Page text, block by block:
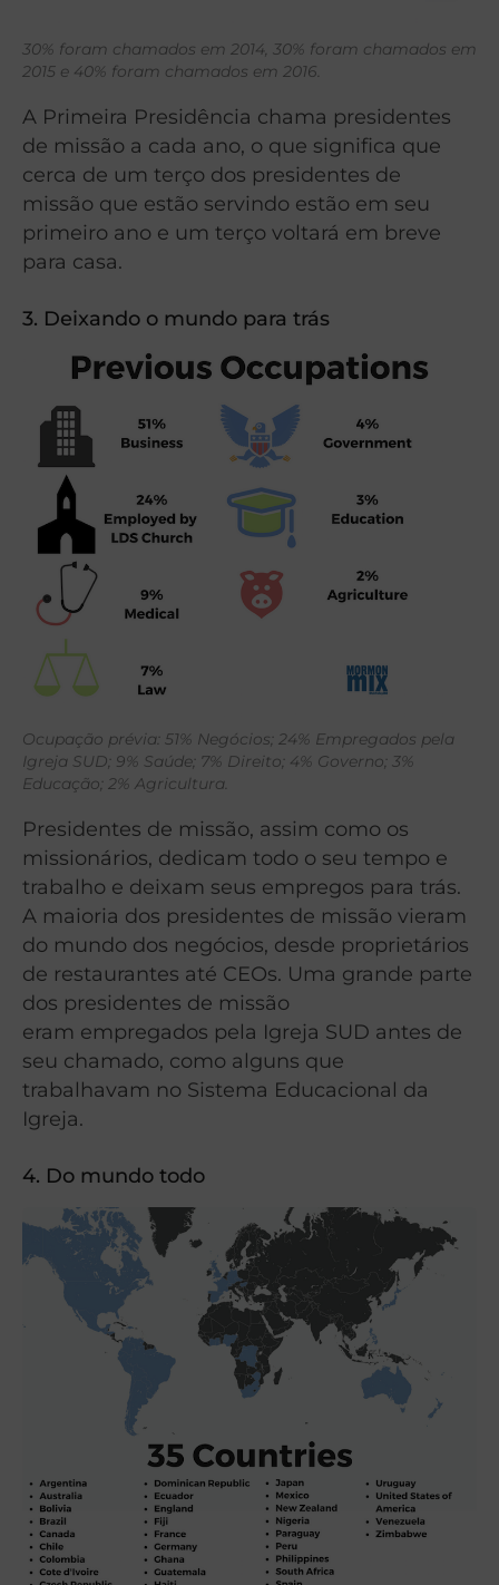
30% foram chamados em 2014, 30% foram chamados em
2015 e 40% foram chamados em 2016.
A Primeira Presidência chama presidentes
de missão a cada ano, o que significa que
cerca de um terço dos presidentes de
missão que estão servindo estão em seu
primeiro ano e um terço voltará em breve
para casa.
3. Deixando o mundo para trás
Ocupação prévia: 51% Negócios; 24% Empregados pela
Igreja SUD; 9% Saúde; 7% Direito; 4% Governo; 3%
Educação; 2% Agricultura.
Presidentes de missão, assim como os
missionários, dedicam todo o seu tempo e
trabalho e deixam seus empregos para trás.
A maioria dos presidentes de missão vieram
do mundo dos negócios, desde proprietários
de restaurantes até CEOs. Uma grande parte
dos presidentes de missão
eram empregados pela Igreja SUD antes de
seu chamado, como alguns que
trabalhavam no Sistema Educacional da
Igreja.
4. Do mundo todo